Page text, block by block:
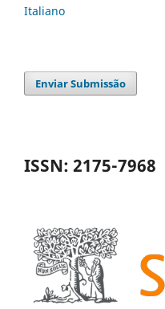
Italiano
Enviar Submissão
ISSN: 2175-7968